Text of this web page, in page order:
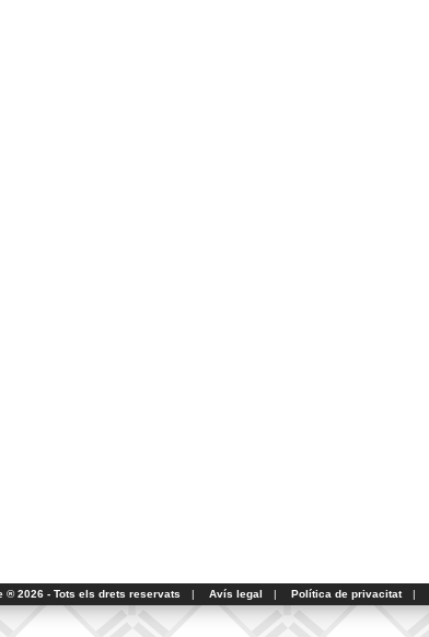
® 2026 - Tots els drets reservats | Avís legal | Política de privacitat |